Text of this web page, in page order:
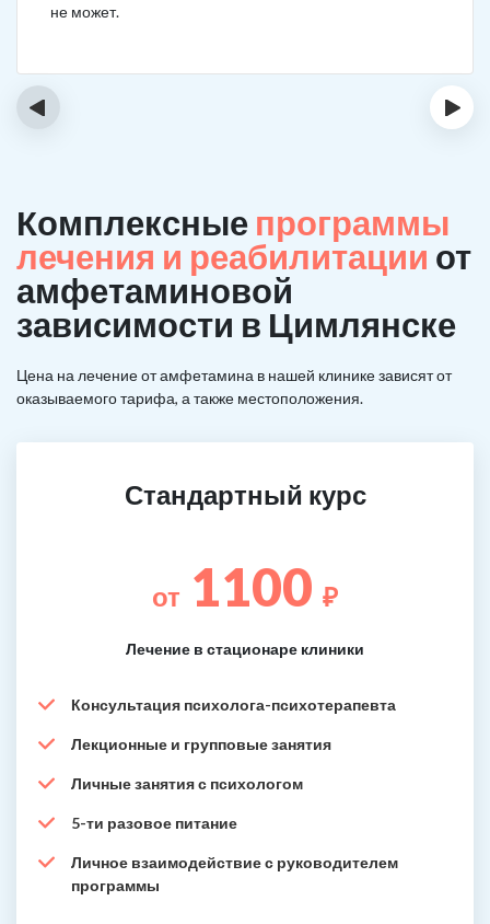
не может.
‹ ›
Комплексные программы
лечения и реабилитации от
амфетаминовой
зависимости в Цимлянске
Цена на лечение от амфетамина в нашей клинике зависят от
оказываемого тарифа, а также местоположения.
Стандартный курс
от 1100 ₽
Лечение в стационаре клиники
Консультация психолога-психотерапевта
Лекционные и групповые занятия
Личные занятия с психологом
5-ти разовое питание
Личное взаимодействие с руководителем
программы